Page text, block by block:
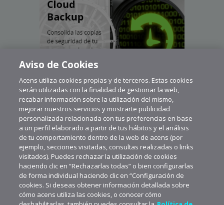
Aviso de Cookies
Acens utiliza cookies propias y de terceros. Estas cookies
serán utilizadas con la finalidad de gestionar la web,
recabar información sobre la utilización del mismo,
mejorar nuestros servicios y mostrarte publicidad
personalizada relacionada con tus preferencias en base
a un perfil elaborado a partir de tus hábitos y el análisis
de tu comportamiento dentro de la web de acens (por
ejemplo, secciones visitadas, consultas realizadas o links
visitados). Puedes rechazar la utilización de cookies
haciendo clic en “Rechazarlas todas” o bien configurarlas
de forma individual haciendo clic en “Configuración de
cookies. Si deseas obtener información detallada sobre
cómo acens utiliza las cookies, o conocer cómo